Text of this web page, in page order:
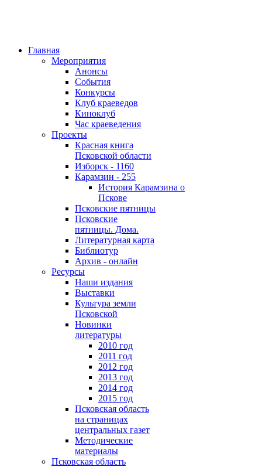
Главная
Мероприятия
Анонсы
События
Конкурсы
Клуб краеведов
Киноклуб
Час краеведения
Проекты
Красная книга
Псковской области
Изборск - 1160
Карамзин - 255
История Карамзина о
Пскове
Псковские пятницы
Псковские
пятницы. Дома.
Литературная карта
Библиотур
Архив - онлайн
Ресурсы
Наши издания
Выставки
Культура земли
Псковской
Новинки
литературы
2010 год
2011 год
2012 год
2013 год
2014 год
2015 год
Псковская область
на страницах
центральных газет
Методические
материалы
Псковская область